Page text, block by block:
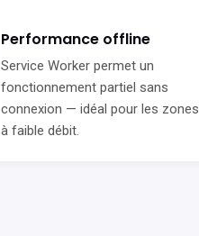
Performance offline
Service Worker permet un
fonctionnement partiel sans
connexion — idéal pour les zones
à faible débit.